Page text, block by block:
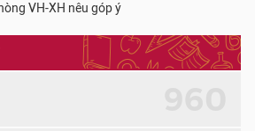
VH-XH nêu góp ý